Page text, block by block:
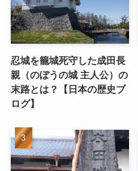
忍城を籠城死守した成田長
親（のぼうの城 主人公）の
末路とは？【日本の歴史ブ
ログ】